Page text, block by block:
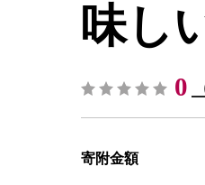
味し
0
寄附金額